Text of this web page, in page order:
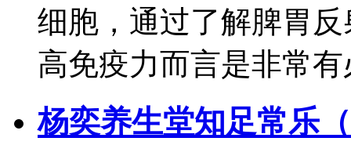
细胞，通过了解脾胃
高免疫力而言是非常
杨奕养生堂知足常乐